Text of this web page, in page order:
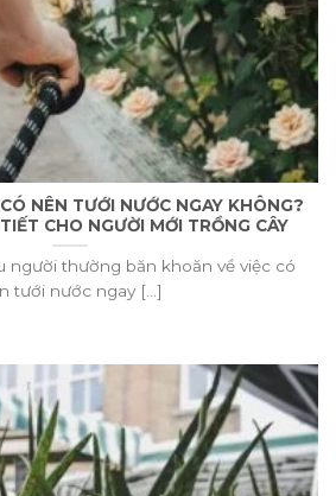
NÊN TƯỚI NƯỚC NGAY KHÔNG?
CHO NGƯỜI MỚI TRỒNG CÂY
người thường băn khoăn về việc có
tưới nước ngay [...]